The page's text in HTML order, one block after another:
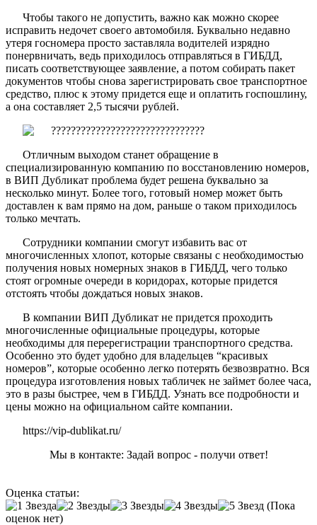
Чтобы такого не допустить, важно как можно скорее
исправить недочет своего автомобиля. Буквально недавно
утеря госномера просто заставляла водителей изрядно
понервничать, ведь приходилось отправляться в ГИБДД,
писать соответствующее заявление, а потом собирать пакет
документов чтобы снова зарегистрировать свое транспортное
средство, плюс к этому придется еще и оплатить госпошлину,
а она составляет 2,5 тысячи рублей.
Отличным выходом станет обращение в
специализированную компанию по восстановлению номеров,
в ВИП Дубликат проблема будет решена буквально за
несколько минут. Более того, готовый номер может быть
доставлен к вам прямо на дом, раньше о таком приходилось
только мечтать.
Сотрудники компании смогут избавить вас от
многочисленных хлопот, которые связаны с необходимостью
получения новых номерных знаков в ГИБДД, чего только
стоят огромные очереди в коридорах, которые придется
отстоять чтобы дождаться новых знаков.
В компании ВИП Дубликат не придется проходить
многочисленные официальные процедуры, которые
необходимы для перерегистрации транспортного средства.
Особенно это будет удобно для владельцев “красивых
номеров”, которые особенно легко потерять безвозвратно. Вся
процедура изготовления новых табличек не займет более часа,
это в разы быстрее, чем в ГИБДД. Узнать все подробности и
цены можно на официальном сайте компании.
https://vip-dublikat.ru/
Мы в контакте: Задай вопрос - получи ответ!
Оценка статьи:
(Пока
оценок нет)